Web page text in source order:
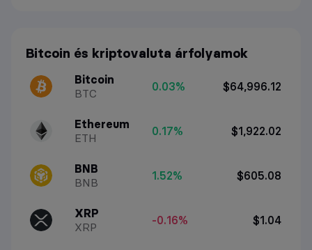
Bitcoin és kriptovaluta árfolyamok
Bitcoin
BTC
0.03% $64,996.12
Ethereum
ETH
0.17% $1,922.02
BNB
BNB
1.52% $605.08
XRP
XRP
-0.16% $1.04